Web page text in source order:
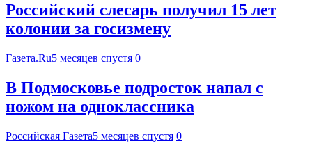
Российский слесарь получил 15 лет
колонии за госизмену
Газета.Ru5 месяцев спустя 0
В Подмосковье подросток напал с
ножом на одноклассника
Российская Газета5 месяцев спустя 0